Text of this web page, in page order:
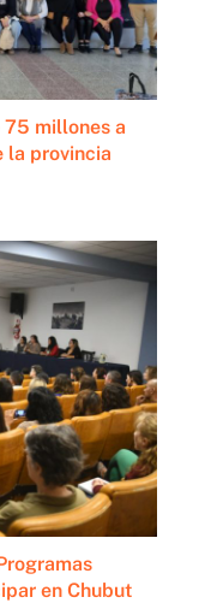
75 millones a
la provincia
en Chubut